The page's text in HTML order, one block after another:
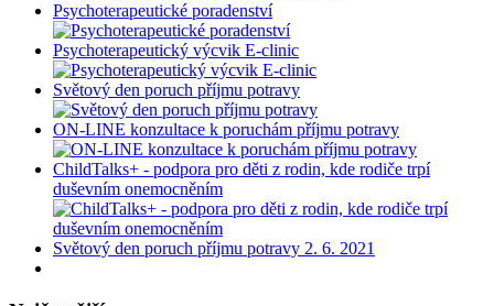
Psychoterapeutické poradenství
Psychoterapeutický výcvik E-clinic
Světový den poruch příjmu potravy
ON-LINE konzultace k poruchám příjmu potravy
ChildTalks+ - podpora pro děti z rodin, kde rodiče trpí
duševním onemocněním
Světový den poruch příjmu potravy 2. 6. 2021